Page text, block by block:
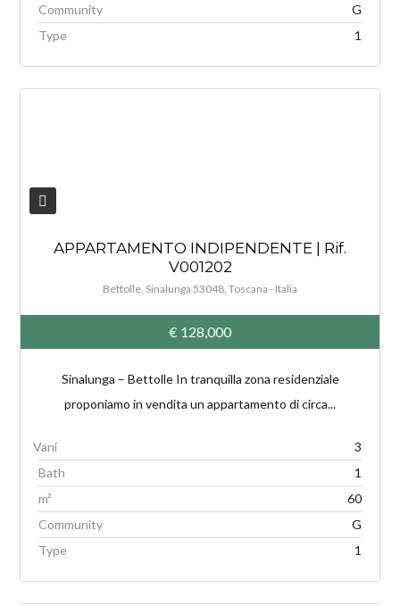
Community
G
Type
1
APPARTAMENTO INDIPENDENTE | Rif.
V001202
Bettolle, Sinalunga 53048, Toscana - Italia
€ 128,000
Sinalunga – Bettolle In tranquilla zona residenziale
proponiamo in vendita un appartamento di circa...
3
Bath
1
m²
60
Community
G
Type
1